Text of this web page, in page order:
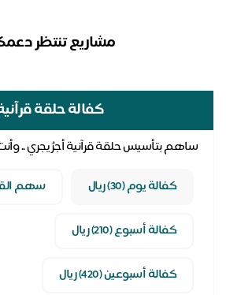
مشاريع تنتظر دعمكم
كفالة حلقة قرآنية
ساهم بتأسيس حلقة قرآنية أجرُ يجري .. وأنت لا تدري
كفالة يوم (30) ريال
سهم القرآن (50) ريال
كفالة أسبوع (210) ريال
كفالة أسبوعين (420) ريال